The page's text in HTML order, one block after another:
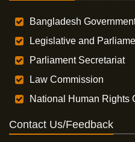
Bangladesh
Legislative and
Parliament Secretariat
Law Commission
National Human Rights
Contact Us/Feedback